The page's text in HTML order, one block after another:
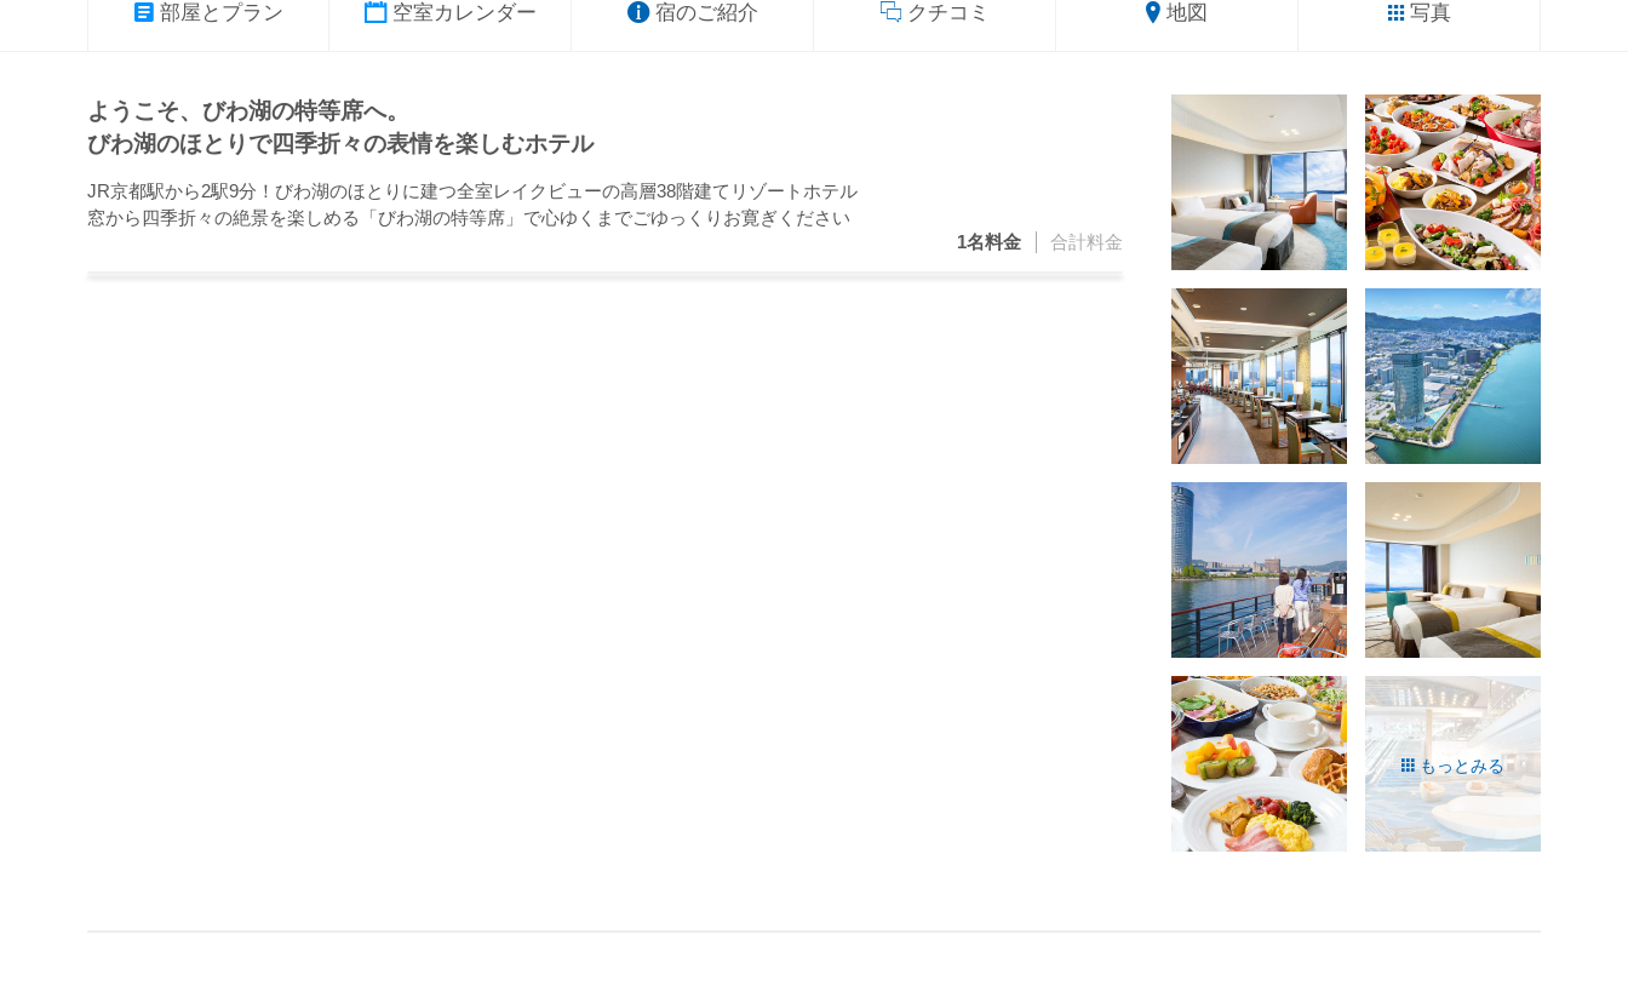
部屋とプラン 空室カレンダー 宿のご紹介 クチコミ 地図 写真
ようこそ、びわ湖の特等席へ。
びわ湖のほとりで四季折々の表情を楽しむホテル
JR京都駅から2駅9分！びわ湖のほとりに建つ全室レイクビューの高層38階建てリゾートホテル
窓から四季折々の絶景を楽しめる「びわ湖の特等席」で心ゆくまでごゆっくりお寛ぎください
1名料金 合計料金
もっとみる